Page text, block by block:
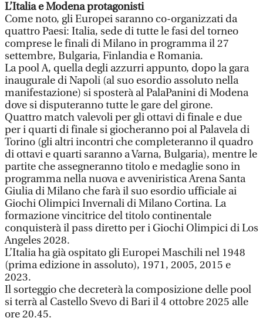
L’Italia e Modena protagonisti
Come noto, gli Europei saranno co-organizzati da
quattro Paesi: Italia, sede di tutte le fasi del torneo
comprese le finali di Milano in programma il 27
settembre, Bulgaria, Finlandia e Romania.
La pool A, quella degli azzurri appunto, dopo la gara
inaugurale di Napoli (al suo esordio assoluto nella
manifestazione) si sposterà al PalaPanini di Modena
dove si disputeranno tutte le gare del girone.
Quattro match valevoli per gli ottavi di finale e due
per i quarti di finale si giocheranno poi al Palavela di
Torino (gli altri incontri che completeranno il quadro
di ottavi e quarti saranno a Varna, Bulgaria), mentre le
partite che assegneranno titolo e medaglie sono in
programma nella nuova e avveniristica Arena Santa
Giulia di Milano che farà il suo esordio ufficiale ai
Giochi Olimpici Invernali di Milano Cortina. La
formazione vincitrice del titolo continentale
conquisterà il pass diretto per i Giochi Olimpici di Los
Angeles 2028.
L’Italia ha già ospitato gli Europei Maschili nel 1948
(prima edizione in assoluto), 1971, 2005, 2015 e
2023.
Il sorteggio che decreterà la composizione delle pool
si terrà al Castello Svevo di Bari il 4 ottobre 2025 alle
ore 20.45.